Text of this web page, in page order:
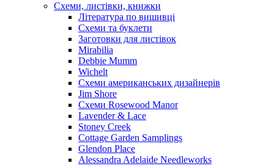
Схеми, листівки, книжки
Література по вишивці
Схеми та буклети
Заготовки для листівок
Mirabilia
Debbie Mumm
Wichelt
Схеми американських дизайнерів
Jim Shore
Cхеми Rosewood Manor
Lavender & Lace
Stoney Creek
Cottage Garden Samplings
Glendon Place
Alessandra Adelaide Needleworks